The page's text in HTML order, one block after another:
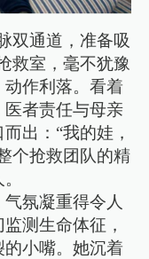
双通道，准备吸
救室，毫不犹豫
作利落。看着
者责任与母亲
出：“我的娃，
个抢救团队的精
氛凝重得令人
测生命体征，
的小嘴。她沉着